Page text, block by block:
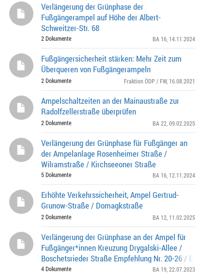
Verlängerung der Grünphase der
Fußgängerampel auf Höhe der Albert-
Schweitzer-Str. 68
2 Dokumente BA 16 , 14.11.2024
Fußgängersicherheit stärken: Mehr Zeit zum
Überqueren von Fußgängerampeln
2 Dokumente Fraktion ÖDP / FW, 16.08.2021
Ampelschaltzeiten an der Mainaustraße zur
Radolfzellerstraße überprüfen
2 Dokumente BA 22 , 09.02.2025
Verlängerung der Grünphase für Fußgänger an
der Ampelanlage Rosenheimer Straße /
Wilramstraße / Kirchseeoner Straße
5 Dokumente BA 16 , 12.11.2024
Erhöhte Verkehrssicherheit, Ampel Gertrud-
Grunow-Straße / Domagkstraße
2 Dokumente BA 12 , 11.02.2025
Verlängerung der Grünphase an der Ampel für
Fußgänger*innen Kreuzung Drygalski-Allee /
Boschetsrieder Straße Empfehlung Nr. 20-26 / E 00898
Bürgerversammlung des Stadtbezirkes 19 - Thalkirch
4 Dokumente BA 19 , 22.07.2023